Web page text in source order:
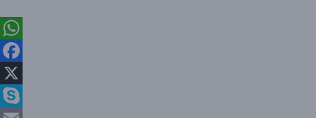
WhatsApp
Facebook
X